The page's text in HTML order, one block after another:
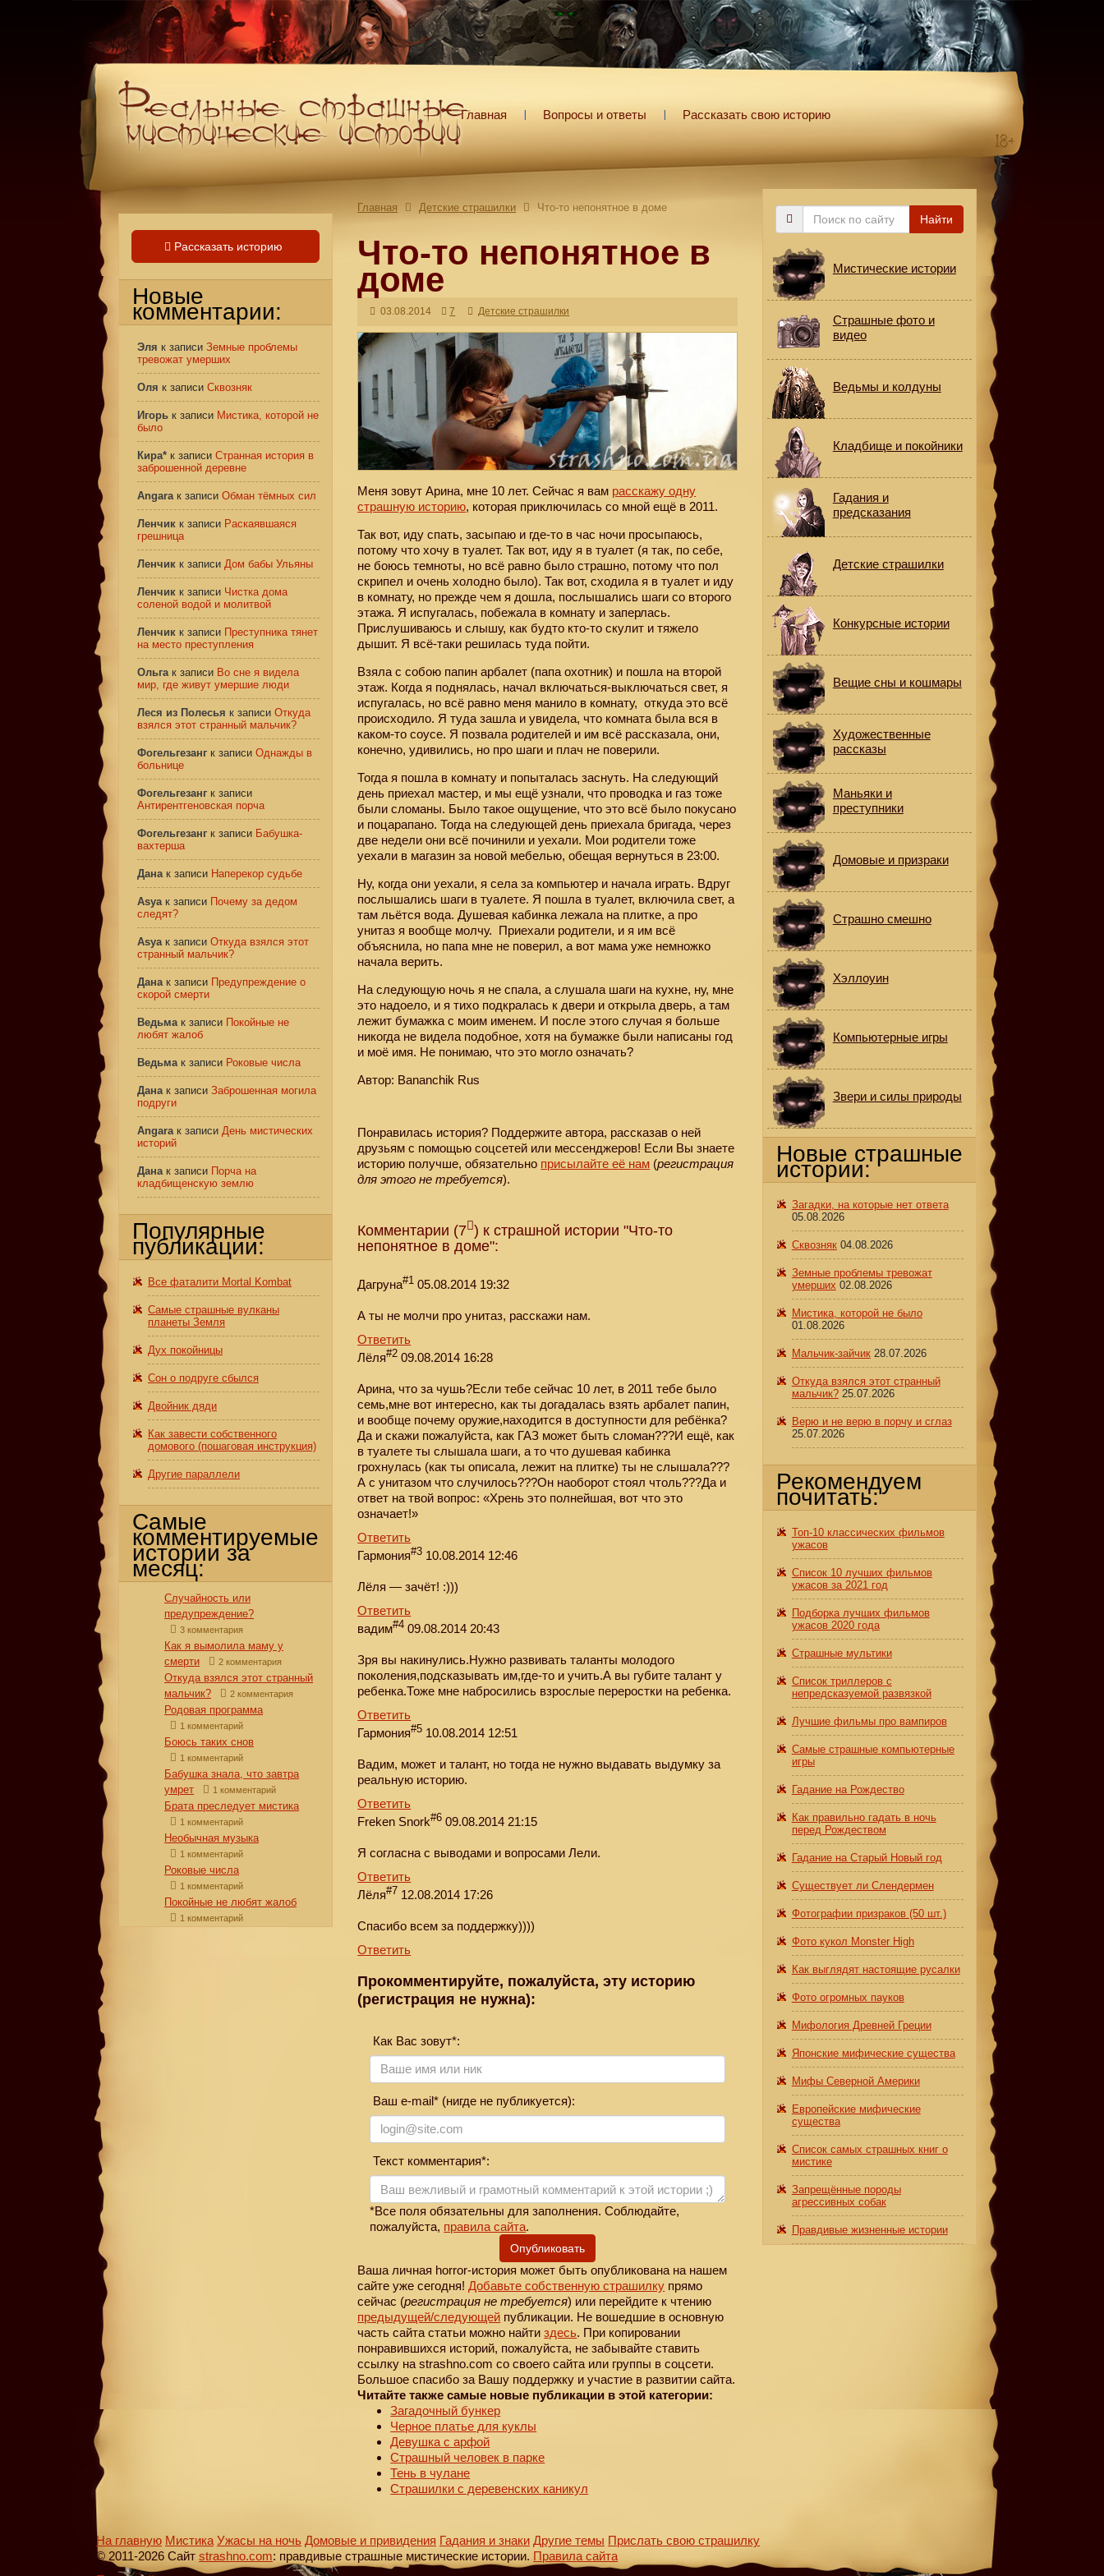
Главная Вопросы и ответы Рассказать свою историю
Главная Детские страшилки Что-то непонятное в доме
Что-то непонятное в
доме
03.08.2014 7 Детские страшилки
Меня зовут Арина, мне 10 лет. Сейчас я вам расскажу одну
страшную историю, которая приключилась со мной ещё в 2011.
Так вот, иду спать, засыпаю и где-то в час ночи просыпаюсь,
потому что хочу в туалет. Так вот, иду я в туалет (я так, по себе,
не боюсь темноты, но всё равно было страшно, потому что пол
скрипел и очень холодно было). Так вот, сходила я в туалет и иду
в комнату, но прежде чем я дошла, послышались шаги со второго
этажа. Я испугалась, побежала в комнату и заперлась.
Прислушиваюсь и слышу, как будто кто-то скулит и тяжело
дышит. Я всё-таки решилась туда пойти.
Взяла с собою папин арбалет (папа охотник) и пошла на второй
этаж. Когда я поднялась, начал включаться-выключаться свет, я
испугалась, но всё равно меня манило в комнату, откуда это всё
происходило. Я туда зашла и увидела, что комната была вся в
каком-то соусе. Я позвала родителей и им всё рассказала, они,
конечно, удивились, но про шаги и плач не поверили.
Тогда я пошла в комнату и попыталась заснуть. На следующий
день приехал мастер, и мы ещё узнали, что проводка и газ тоже
были сломаны. Было такое ощущение, что это всё было покусано
и поцарапано. Тогда на следующей день приехала бригада, через
две недели они всё починили и уехали. Мои родители тоже
уехали в магазин за новой мебелью, обещая вернуться в 23:00.
Ну, когда они уехали, я села за компьютер и начала играть. Вдруг
послышались шаги в туалете. Я пошла в туалет, включила свет, а
там льётся вода. Душевая кабинка лежала на плитке, а про
унитаз я вообще молчу.
Приехали родители, и я им всё
объяснила, но папа мне не поверил, а вот мама уже немножко
начала верить.
На следующую ночь я не спала, а слушала шаги на кухне, ну, мне
это надоело, и я тихо подкралась к двери и открыла дверь, а там
лежит бумажка с моим именем. И после этого случая я больше
никогда не видела подобное, хотя на бумажке были написаны год
и моё имя. Не понимаю, что это могло означать?
Автор: Bananchik Rus
Понравилась история? Поддержите автора, рассказав о ней
друзьям с помощью соцсетей или мессенджеров! Если Вы знаете
историю получше, обязательно присылайте её нам (регистрация
для этого не требуется).
Комментарии (7 ) к страшной истории "Что-то
непонятное в доме":
Дагруна#1 05.08.2014 19:32
А ты не молчи про унитаз, расскажи нам.
Ответить
Лёля#2 09.08.2014 16:28
Арина, что за чушь?Если тебе сейчас 10 лет, в 2011 тебе было
семь,мне вот интересно, как ты догадалась взять арбалет папин,
и вообще почему оружие,находится в доступности для ребёнка?
Да и скажи пожалуйста, как ГАЗ может быть сломан???И ещё, как
в туалете ты слышала шаги, а то что душевая кабинка
грохнулась (как ты описала, лежит на плитке) ты не слышала???
А с унитазом что случилось???Он наоборот стоял чтоль???Да и
ответ на твой вопрос: «Хрень это полнейшая, вот что это
означает!»
Ответить
Гармония#3 10.08.2014 12:46
Лёля — зачёт! :)))
Ответить
вадим#4 09.08.2014 20:43
Зря вы накинулись.Нужно развивать таланты молодого
поколения,подсказывать им,где-то и учить.А вы губите талант у
ребенка.Тоже мне набросились взрослые переростки на ребенка.
Ответить
Гармония#5 10.08.2014 12:51
Вадим, может и талант, но тогда не нужно выдавать выдумку за
реальную историю.
Ответить
Freken Snork#6 09.08.2014 21:15
Я согласна с выводами и вопросами Лели.
Ответить
Лёля#7 12.08.2014 17:26
Спасибо всем за поддержку))))
Ответить
Прокомментируйте, пожалуйста, эту историю
(регистрация не нужна):
Как Вас зовут*:
Ваш e-mail* (нигде не публикуется):
Текст комментария*:
*Все поля обязательны для заполнения. Соблюдайте,
пожалуйста, правила сайта.
Опубликовать
Ваша личная horror-история может быть опубликована на нашем
сайте уже сегодня!Добавьте собственную страшилку прямо
сейчас (регистрация не требуется) или перейдите к чтению
предыдущей/следующей публикации. Не вошедшие в основную
часть сайта статьи можно найтиздесь. При копировании
понравившихся историй, пожалуйста, не забывайте ставить
ссылку на strashno.com со своего сайта или группы в соцсети.
Большое спасибо за Вашу поддержку и участие в развитии сайта.
Читайте также самые новые публикации в этой категории:
Загадочный бункер
Черное платье для куклы
Девушка с арфой
Страшный человек в парке
Тень в чулане
Страшилки с деревенских каникул
Рассказать историю
Новые
комментарии:
Эля к записи Земные проблемы
тревожат умерших
Оля к записи Сквозняк
Игорь к записи Мистика, которой не
было
Кира* к записи Странная история в
заброшенной деревне
Angaraк записи Обман тёмных сил
Ленчик к записи Раскаявшаяся
грешница
Ленчик к записи Дом бабы Ульяны
Ленчик к записи Чистка дома
соленой водой и молитвой
Ленчик к записи Преступника тянет
на место преступления
Ольгак записи Во сне я видела
мир, где живут умершие люди
Леся из Полесья к записи Откуда
взялся этот странный мальчик?
Фогельгезанг к записи Однажды в
больнице
Фогельгезанг к записи
Антирентгеновская порча
Фогельгезанг к записи Бабушка-
вахтерша
Данак записи Наперекор судьбе
Asyaк записи Почему за дедом
следят?
Asyaк записи Откуда взялся этот
странный мальчик?
Данак записи Предупреждение о
скорой смерти
Ведьмак записи Покойные не
любят жалоб
Ведьмак записи Роковые числа
Данак записи Заброшенная могила
подруги
Angaraк записи День мистических
историй
Данак записи Порча на
кладбищенскую землю
Популярные
публикации:
Все фаталити Mortal Kombat
Самые страшные вулканы
планеты Земля
Дух покойницы
Сон о подруге сбылся
Двойник дяди
Как завести собственного
домового (пошаговая инструкция)
Другие параллели
Самые
комментируемые
истории за
месяц:
Случайность или
предупреждение?
3 комментария
Как я вымолила маму у
смерти
2 комментария
Откуда взялся этот странный
мальчик?
2 комментария
Родовая программа
1 комментарий
Боюсь таких снов
1 комментарий
Бабушка знала, что завтра
умрет
1 комментарий
Брата преследует мистика
1 комментарий
Необычная музыка
1 комментарий
Роковые числа
1 комментарий
Покойные не любят жалоб
1 комментарий
Поиск
Найти
Мистические истории
Страшные фото и
видео
Ведьмы и колдуны
Кладбище и покойники
Гадания и
предсказания
Детские страшилки
Конкурсные истории
Вещие сны и кошмары
Художественные
рассказы
Маньяки и
преступники
Домовые и призраки
Страшно смешно
Хэллоуин
Компьютерные игры
Звери и силы природы
Новые страшные
истории:
Загадки, на которые нет ответа
05.08.2026
Сквозняк 04.08.2026
Земные проблемы тревожат
умерших 02.08.2026
Мистика, которой не было
01.08.2026
Мальчик-зайчик 28.07.2026
Откуда взялся этот странный
мальчик? 25.07.2026
Верю и не верю в порчу и сглаз
25.07.2026
Рекомендуем
почитать:
Топ-10 классических фильмов
ужасов
Список 10 лучших фильмов
ужасов за 2021 год
Подборка лучших фильмов
ужасов 2020 года
Страшные мультики
Список триллеров с
непредсказуемой развязкой
Лучшие фильмы про вампиров
Самые страшные компьютерные
игры
Гадание на Рождество
Как правильно гадать в ночь
перед Рождеством
Гадание на Старый Новый год
Существует ли Слендермен
Фотографии призраков (50 шт.)
Фото кукол Monster High
Как выглядят настоящие русалки
Фото огромных пауков
Мифология Древней Греции
Японские мифические существа
Мифы Северной Америки
Европейские мифические
существа
Список самых страшных книг о
мистике
Запрещённые породы
агрессивных собак
Правдивые жизненные истории
На главную Мистика Ужасы на ночь Домовые и привидения Гадания и знаки Другие темы Прислать свою страшилку
© 2011-2026 Сайт strashno.com: правдивые страшные мистические истории. Правила сайта